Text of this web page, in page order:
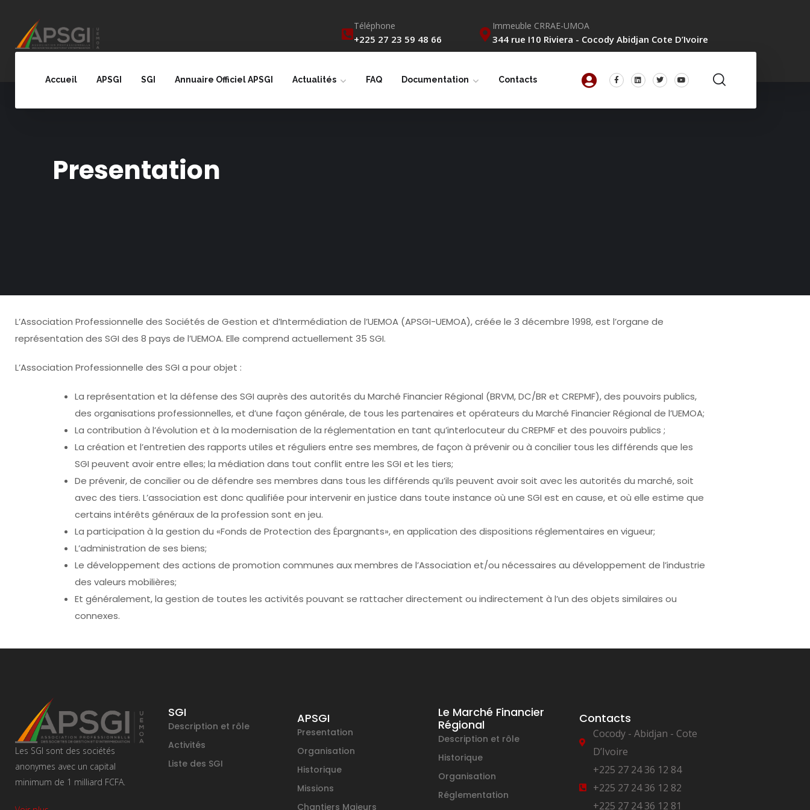
Téléphone
+225 27 23 59 48 66
Immeuble CRRAE-UMOA
344 rue I10 Riviera - Cocody Abidjan Cote D’Ivoire
Accueil APSGI SGI Annuaire Officiel APSGI Actualités FAQ Documentation Contacts
Presentation
L’Association Professionnelle des Sociétés de Gestion et d’Intermédiation de l’UEMOA (APSGI-UEMOA), créée le 3 décembre 1998, est l’organe de
représentation des SGI des 8 pays de l’UEMOA. Elle comprend actuellement 35 SGI.
L’Association Professionnelle des SGI a pour objet :
La représentation et la défense des SGI auprès des autorités du Marché Financier Régional (BRVM, DC/BR et CREPMF), des pouvoirs publics,
des organisations professionnelles, et d’une façon générale, de tous les partenaires et opérateurs du Marché Financier Régional de l’UEMOA;
La contribution à l’évolution et à la modernisation de la réglementation en tant qu’interlocuteur du CREPMF et des pouvoirs publics ;
La création et l’entretien des rapports utiles et réguliers entre ses membres, de façon à prévenir ou à concilier tous les différends que les
SGI peuvent avoir entre elles; la médiation dans tout conflit entre les SGI et les tiers;
De prévenir, de concilier ou de défendre ses membres dans tous les différends qu’ils peuvent avoir soit avec les autorités du marché, soit
avec des tiers. L’association est donc qualifiée pour intervenir en justice dans toute instance où une SGI est en cause, et où elle estime que
certains intérêts généraux de la profession sont en jeu.
La participation à la gestion du «Fonds de Protection des Épargnants», en application des dispositions réglementaires en vigueur;
L’administration de ses biens;
Le développement des actions de promotion communes aux membres de l’Association et/ou nécessaires au développement de l’industrie
des valeurs mobilières;
Et généralement, la gestion de toutes les activités pouvant se rattacher directement ou indirectement à l’un des objets similaires ou
connexes.
Les SGI sont des sociétés
anonymes avec un capital
minimum de 1 milliard FCFA.
SGI
Description et rôle
Activités
Liste des SGI
APSGI
Presentation
Organisation
Historique
Missions
Chantiers Majeurs
Le Marché Financier
Régional
Description et rôle
Historique
Organisation
Réglementation
Contacts
Cocody - Abidjan - Cote
D’Ivoire
+225 27 24 36 12 84
+225 27 24 36 12 82
+225 27 24 36 12 81